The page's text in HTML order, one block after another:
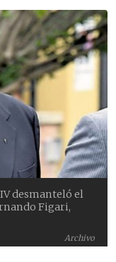
Archivo
desmanteló el
Figari,